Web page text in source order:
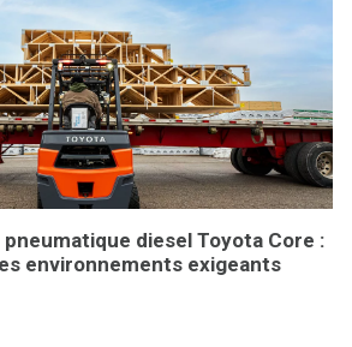
diesel Toyota Core :
environnements exigeants